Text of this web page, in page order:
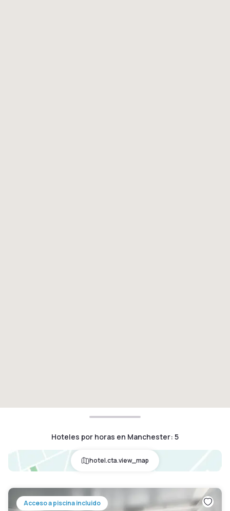
Hoteles por horas en Manchester: 5
hotel.cta.view_map
Acceso a piscina incluido